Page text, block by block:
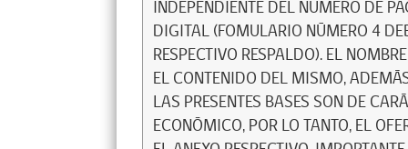
INDEPENDIENTE DEL NÚMERO DE
DIGITAL (FOMULARIO NÚMERO 4
RESPECTIVO RESPALDO). EL
EL CONTENIDO DEL MISMO,
LAS PRESENTES BASES SON DE
ECONÓMICO, POR LO TANTO, EL